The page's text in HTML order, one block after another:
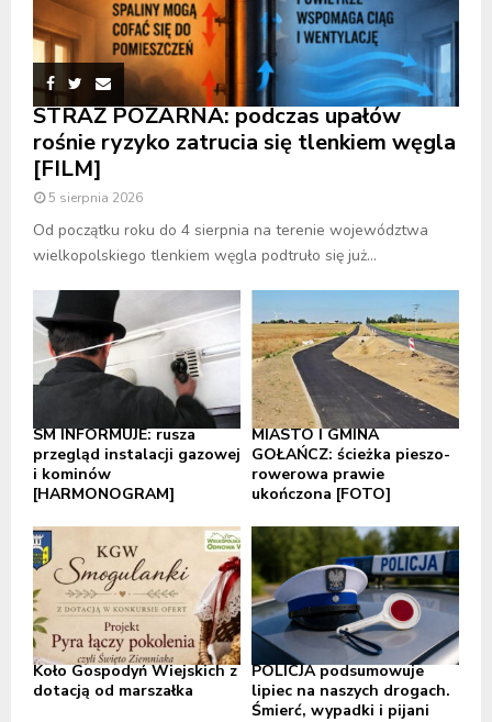
STRAŻ POŻARNA: podczas upałów
rośnie ryzyko zatrucia się tlenkiem węgla
[FILM]
5 sierpnia 2026
Od początku roku do 4 sierpnia na terenie województwa
wielkopolskiego tlenkiem węgla podtruło się już...
SM INFORMUJE: rusza
przegląd instalacji gazowej
i kominów
[HARMONOGRAM]
MIASTO I GMINA
GOŁAŃCZ: ścieżka pieszo-
rowerowa prawie
ukończona [FOTO]
Koło Gospodyń Wiejskich z
dotacją od marszałka
POLICJA podsumowuje
lipiec na naszych drogach.
Śmierć, wypadki i pijani